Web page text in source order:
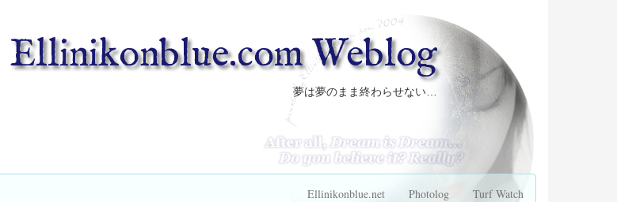
Ellinikonblue.com Weblog
夢は夢のまま終わらせない…
Ellinikonblue.net Photolog Turf Watch